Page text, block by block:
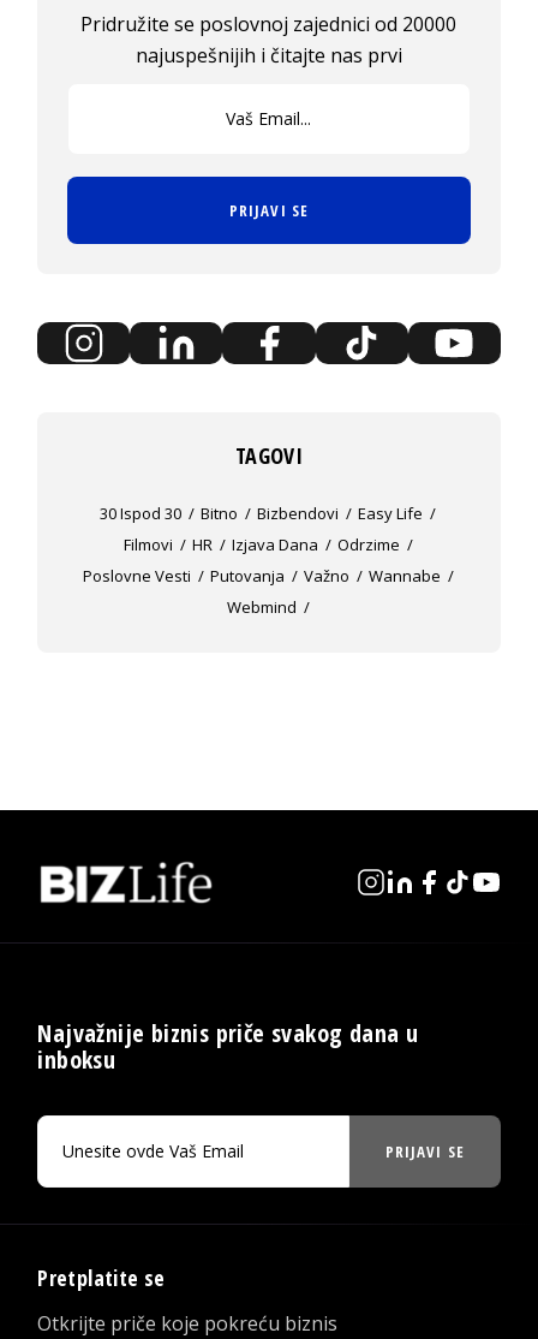
Pridružite se poslovnoj zajednici od 20000
najuspešnijih i čitajte nas prvi
PRIJAVI SE
TAGOVI
30 Ispod 30 Bitno Bizbendovi
Easy Life
Filmovi
HR Izjava Dana
Odrzime
Poslovne Vesti
Putovanja Važno
Wannabe
Webmind
Najvažnije biznis priče svakog dana u
inboksu
PRIJAVI SE
Pretplatite se
Otkrijte priče koje pokreću biznis